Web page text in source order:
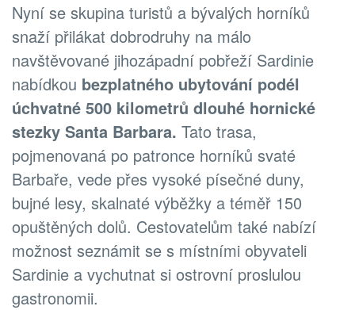
Nyní se skupina turistů a bývalých horníků
snaží přilákat dobrodruhy na málo
navštěvované jihozápadní pobřeží Sardinie
nabídkou bezplatného ubytování podél
úchvatné 500 kilometrů dlouhé hornické
stezky Santa Barbara. Tato trasa,
pojmenovaná po patronce horníků svaté
Barbaře, vede přes vysoké písečné duny,
bujné lesy, skalnaté výběžky a téměř 150
opuštěných dolů. Cestovatelům také nabízí
možnost seznámit se s místními obyvateli
Sardinie a vychutnat si ostrovní proslulou
gastronomii.